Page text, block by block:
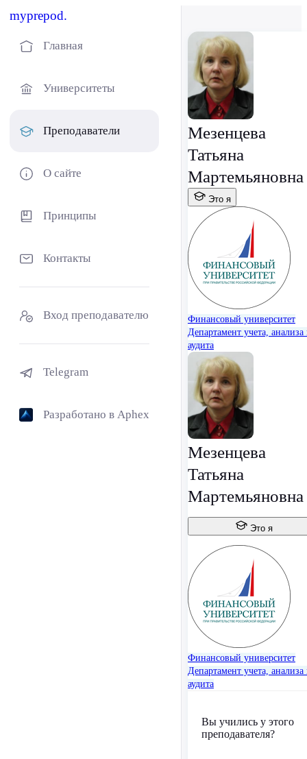
myprepod.
Главная
Университеты
Преподаватели
О сайте
Принципы
Контакты
Вход преподавателю
Telegram
Разработано в Aphex
Мезенцева
Татьяна
Мартемьяновна
Это я
Финансовый университет
Департамент учета, анализа
аудита
Мезенцева
Татьяна
Мартемьяновна
Это я
Финансовый университет
Департамент учета, анализа
аудита
Вы учились у этого
преподавателя?